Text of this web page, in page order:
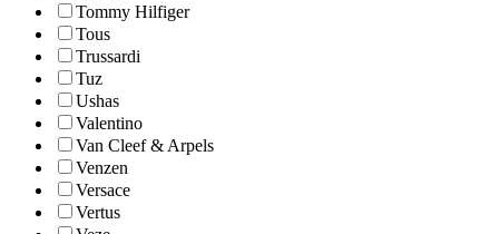
Tommy Hilfiger
Tous
Trussardi
Tuz
Ushas
Valentino
Van Cleef & Arpels
Venzen
Versace
Vertus